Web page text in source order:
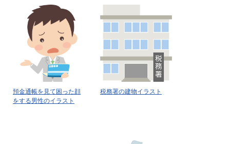
預金通帳を見て困った顔
をする男性のイラスト
税務署の建物イラスト